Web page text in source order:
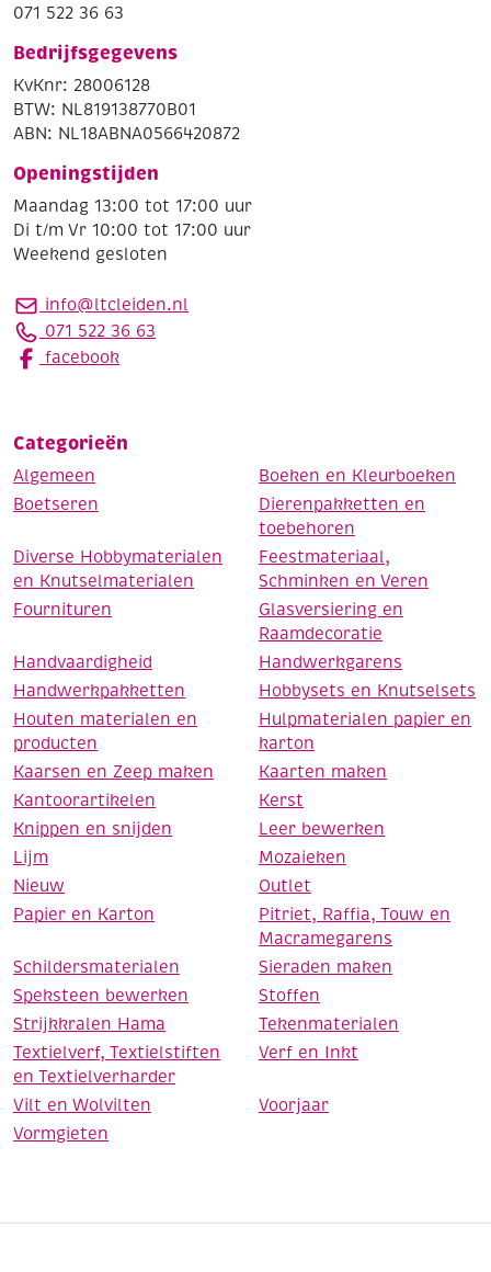
071 522 36 63
Bedrijfsgegevens
KvKnr: 28006128
BTW: NL819138770B01
ABN: NL18ABNA0566420872
Openingstijden
Maandag 13:00 tot 17:00 uur
Di t/m Vr 10:00 tot 17:00 uur
Weekend gesloten
info@ltcleiden.nl
071 522 36 63
facebook
Categorieën
Algemeen
Boeken en Kleurboeken
Boetseren
Dierenpakketten en
toebehoren
Diverse Hobbymaterialen
en Knutselmaterialen
Feestmateriaal,
Schminken en Veren
Fournituren
Glasversiering en
Raamdecoratie
Handvaardigheid
Handwerkgarens
Handwerkpakketten
Hobbysets en Knutselsets
Houten materialen en
producten
Hulpmaterialen papier en
karton
Kaarsen en Zeep maken
Kaarten maken
Kantoorartikelen
Kerst
Knippen en snijden
Leer bewerken
Lijm
Mozaieken
Nieuw
Outlet
Papier en Karton
Pitriet, Raffia, Touw en
Macramegarens
Schildersmaterialen
Sieraden maken
Speksteen bewerken
Stoffen
Strijkkralen Hama
Tekenmaterialen
Textielverf, Textielstiften
en Textielverharder
Verf en Inkt
Vilt en Wolvilten
Voorjaar
Vormgieten